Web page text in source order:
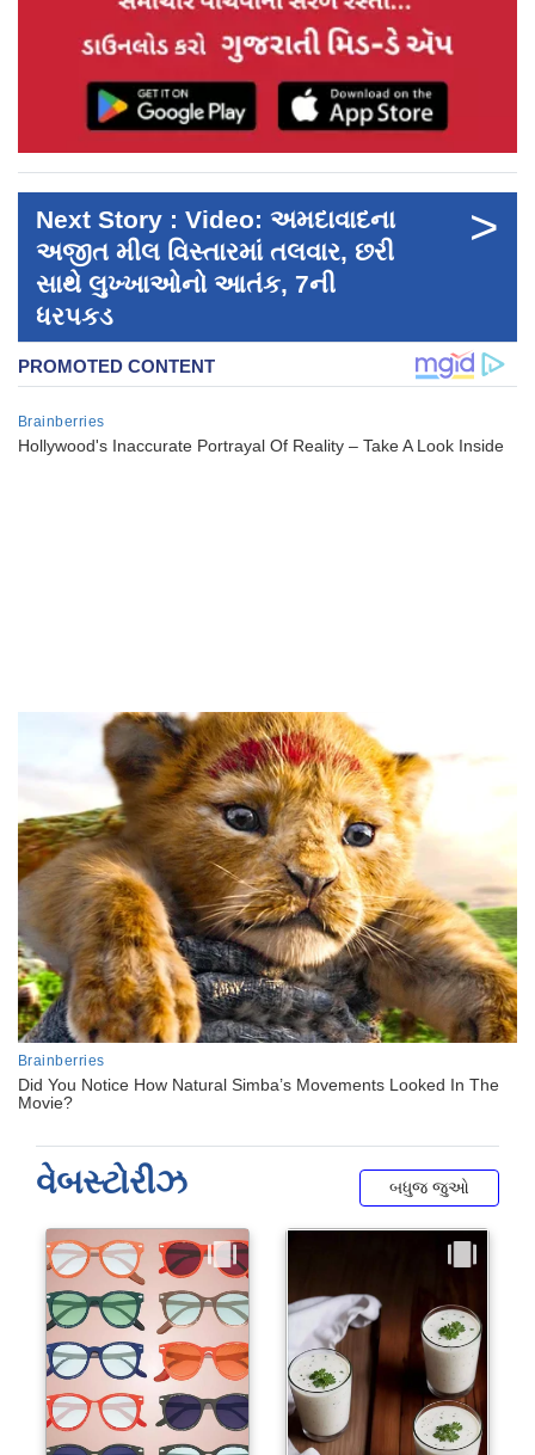
Next Story : Video: અમદાવાદના
અજીત મીલ વિસ્તારમાં તલવાર, છરી
સાથે લુખ્ખાઓનો આતંક, 7ની
ધરપકડ
>
વેબસ્ટોરીઝ બધુજ જુઓ